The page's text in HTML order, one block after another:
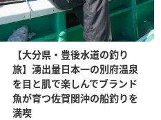
【大分県・豊後水道の釣り
旅】湧出量日本一の別府温泉
を目と肌で楽しんでブランド
魚が育つ佐賀関沖の船釣りを
満喫